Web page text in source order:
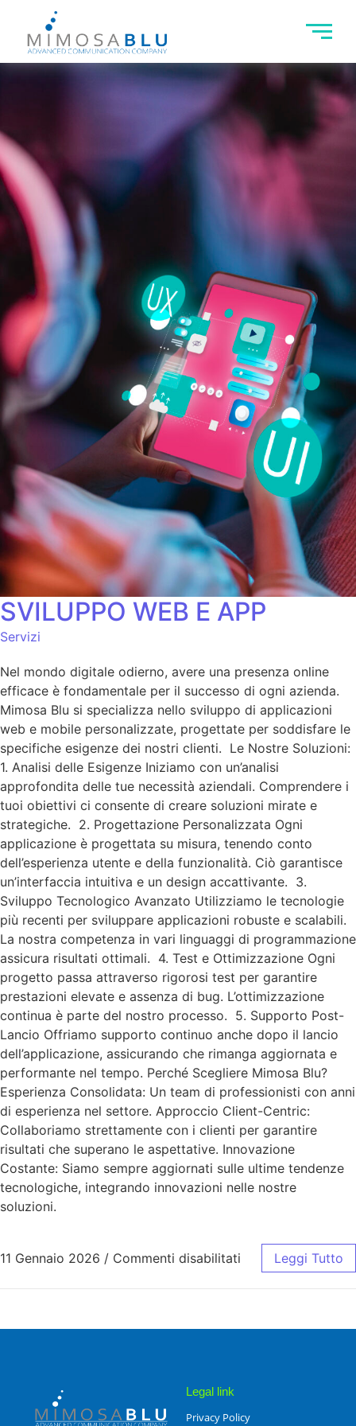
SVILUPPO WEB E APP
Servizi
Nel mondo digitale odierno, avere una presenza online
efficace è fondamentale per il successo di ogni azienda.
Mimosa Blu si specializza nello sviluppo di applicazioni
web e mobile personalizzate, progettate per soddisfare le
specifiche esigenze dei nostri clienti. Le Nostre Soluzioni:
1. Analisi delle Esigenze Iniziamo con un’analisi
approfondita delle tue necessità aziendali. Comprendere i
tuoi obiettivi ci consente di creare soluzioni mirate e
strategiche. 2. Progettazione Personalizzata Ogni
applicazione è progettata su misura, tenendo conto
dell’esperienza utente e della funzionalità. Ciò garantisce
un’interfaccia intuitiva e un design accattivante. 3.
Sviluppo Tecnologico Avanzato Utilizziamo le tecnologie
più recenti per sviluppare applicazioni robuste e scalabili.
La nostra competenza in vari linguaggi di programmazione
assicura risultati ottimali. 4. Test e Ottimizzazione Ogni
progetto passa attraverso rigorosi test per garantire
prestazioni elevate e assenza di bug. L’ottimizzazione
continua è parte del nostro processo. 5. Supporto Post-
Lancio Offriamo supporto continuo anche dopo il lancio
dell’applicazione, assicurando che rimanga aggiornata e
performante nel tempo. Perché Scegliere Mimosa Blu?
Esperienza Consolidata: Un team di professionisti con anni
di esperienza nel settore. Approccio Client-Centric:
Collaboriamo strettamente con i clienti per garantire
risultati che superano le aspettative. Innovazione
Costante: Siamo sempre aggiornati sulle ultime tendenze
tecnologiche, integrando innovazioni nelle nostre
soluzioni.
11 Gennaio 2026 / Commenti disabilitati Leggi Tutto
Legal link
Privacy Policy